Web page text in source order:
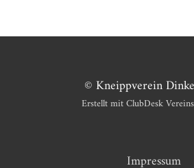
© Kneippverein
Erstellt mit ClubDesk
Impressum